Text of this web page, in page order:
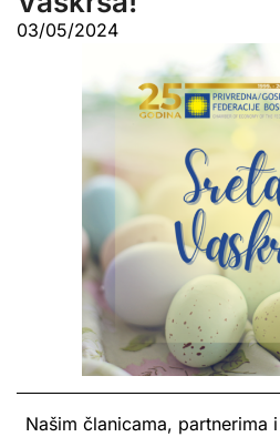
03/05/2024
Našim članicama, partnerima